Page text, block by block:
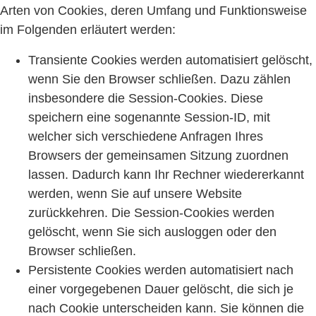
Arten von Cookies, deren Umfang und Funktionsweise
im Folgenden erläutert werden:
Transiente Cookies werden automatisiert gelöscht,
wenn Sie den Browser schließen. Dazu zählen
insbesondere die Session-Cookies. Diese
speichern eine sogenannte Session-ID, mit
welcher sich verschiedene Anfragen Ihres
Browsers der gemeinsamen Sitzung zuordnen
lassen. Dadurch kann Ihr Rechner wiedererkannt
werden, wenn Sie auf unsere Website
zurückkehren. Die Session-Cookies werden
gelöscht, wenn Sie sich ausloggen oder den
Browser schließen.
Persistente Cookies werden automatisiert nach
einer vorgegebenen Dauer gelöscht, die sich je
nach Cookie unterscheiden kann. Sie können die